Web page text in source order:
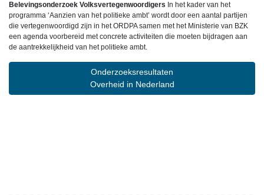
Belevingsonderzoek Volksvertegenwoordigers In het kader van het
programma ‘Aanzien van het politieke ambt’ wordt door een aantal partijen
die vertegenwoordigd zijn in het ORDPA samen met het Ministerie van BZK
een agenda voorbereid met concrete activiteiten die moeten bijdragen aan
de aantrekkelijkheid van het politieke ambt.
Onderzoeksresultaten
Overheid in Nederland